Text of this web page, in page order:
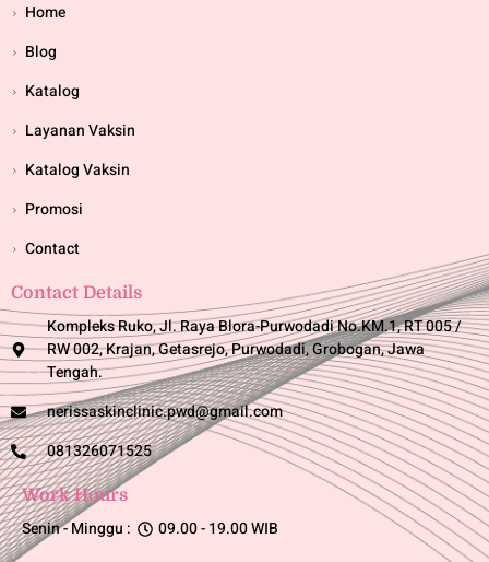
Home
Blog
Katalog
Layanan Vaksin
Katalog Vaksin
Promosi
Contact
Contact Details
Kompleks Ruko, Jl. Raya Blora-Purwodadi No.KM.1, RT 005 /
RW 002, Krajan, Getasrejo, Purwodadi, Grobogan, Jawa
Tengah.
nerissaskinclinic.pwd@gmail.com
081326071525
Work Hours
Senin - Minggu : 09.00 - 19.00 WIB